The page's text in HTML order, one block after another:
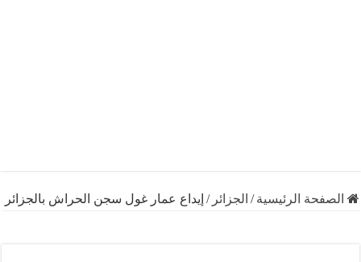
الرئيسية /الجزائر/إيداع عمار غول سجن الحراش بالجزائر